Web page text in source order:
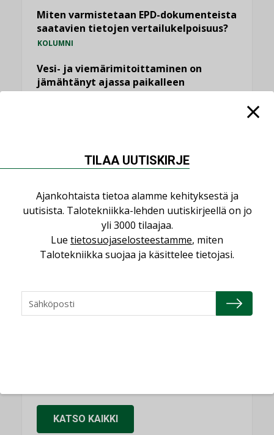
Miten varmistetaan EPD-dokumenteista
saatavien tietojen vertailukelpoisuus?
KOLUMNI
Vesi- ja viemärimitoittaminen on
jämähtänyt ajassa paikalleen
NIMITYKSET
Consti
NIMITYKSET
NIMITYKSET
KATSO KAIKKI
TILAA UUTISKIRJE
Ajankohtaista tietoa alamme kehityksestä ja
uutisista. Talotekniikka-lehden uutiskirjeellä on jo
yli 3000 tilaajaa.
Lue tietosuojaselosteestamme, miten
Talotekniikka suojaa ja käsittelee tietojasi.